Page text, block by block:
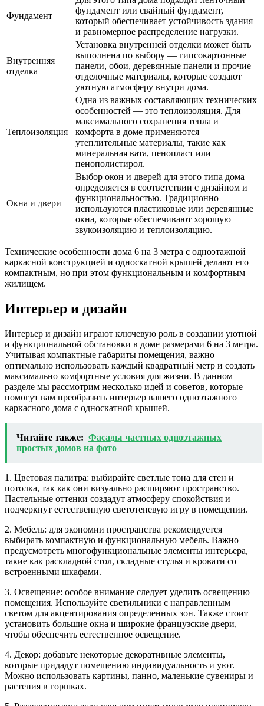
Фундамент
фундамент или свайный фундамент,
который обеспечивает устойчивость здания
и равномерное распределение нагрузки.
Внутренняя
отделка
Установка внутренней отделки может быть
выполнена по выбору — гипсокартонные
панели, обои, деревянные панели и прочие
отделочные материалы, которые создают
уютную атмосферу внутри дома.
Теплоизоляция
Одна из важных составляющих технических
особенностей — это теплоизоляция. Для
максимального сохранения тепла и
комфорта в доме применяются
утеплительные материалы, такие как
минеральная вата, пенопласт или
пенополистирол.
Окна и двери
Выбор окон и дверей для этого типа дома
определяется в соответствии с дизайном и
функциональностью. Традиционно
используются пластиковые или деревянные
окна, которые обеспечивают хорошую
звукоизоляцию и теплоизоляцию.
Технические особенности дома 6 на 3 метра с одноэтажной
каркасной конструкцией и односкатной крышей делают его
компактным, но при этом функциональным и комфортным
жилищем.
Интерьер и дизайн
Интерьер и дизайн играют ключевую роль в создании уютной
и функциональной обстановки в доме размерами 6 на 3 метра.
Учитывая компактные габариты помещения, важно
оптимально использовать каждый квадратный метр и создать
максимально комфортные условия для жизни. В данном
разделе мы рассмотрим несколько идей и советов, которые
помогут вам преобразить интерьер вашего одноэтажного
каркасного дома с односкатной крышей.
Читайте также: Фасады частных одноэтажных
простых домов на фото
1. Цветовая палитра: выбирайте светлые тона для стен и
потолка, так как они визуально расширяют пространство.
Пастельные оттенки создадут атмосферу спокойствия и
подчеркнут естественную светотеневую игру в помещении.
2. Мебель: для экономии пространства рекомендуется
выбирать компактную и функциональную мебель. Важно
предусмотреть многофункциональные элементы интерьера,
такие как раскладной стол, складные стулья и кровати со
встроенными шкафами.
3. Освещение: особое внимание следует уделить освещению
помещения. Используйте светильники с направленным
светом для акцентирования определенных зон. Также стоит
установить большие окна и широкие французские двери,
чтобы обеспечить естественное освещение.
4. Декор: добавьте некоторые декоративные элементы,
которые придадут помещению индивидуальность и уют.
Можно использовать картины, панно, маленькие сувениры и
растения в горшках.